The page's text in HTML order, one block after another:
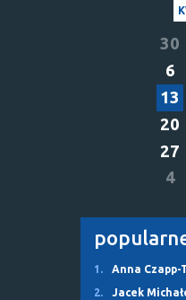
30
6
13
20
27
4
1. Anna Czapp-
2.
Jacek